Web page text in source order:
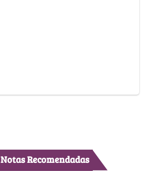
Notas Recomendadas